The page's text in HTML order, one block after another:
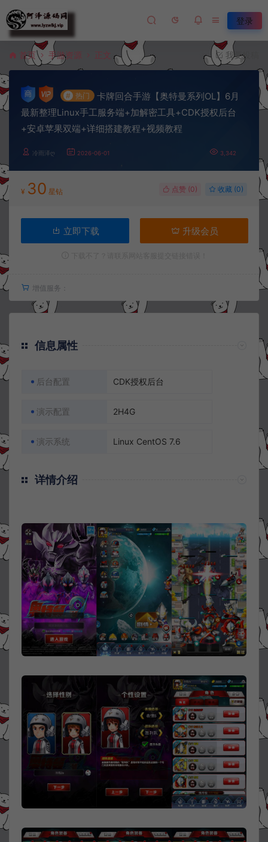
登录
首页 手游资源 正文 我要投稿
# 热门
卡牌回合手游【奥特曼系列OL】6月
最新整理Linux手工服务端+加解密工具+CDK授权后台
+安卓苹果双端+详细搭建教程+视频教程
冷雨泽ღ 2026-06-01 3,342
¥ 30 星钻 点赞 (0) 收藏 (0)
立即下载 升级会员
增值服务：
信息属性
后台配置 CDK授权后台
演示配置 2H4G
演示系统 Linux CentOS 7.6
详情介绍